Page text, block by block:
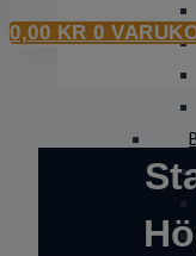
0,00 KR 0